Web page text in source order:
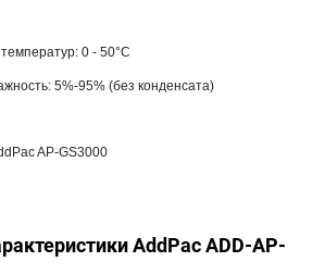
0 - 50°C
5%-95% (без конденсата)
AP-GS3000
AddPac ADD-AP-